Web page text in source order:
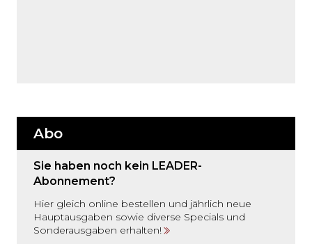
Abo
Sie haben noch kein LEADER-
Abonnement?
Hier gleich online bestellen und jährlich neue
Hauptausgaben sowie diverse Specials und
Sonderausgaben erhalten!